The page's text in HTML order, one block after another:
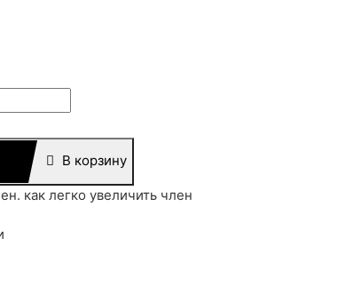
В корзину
как легко увеличить член